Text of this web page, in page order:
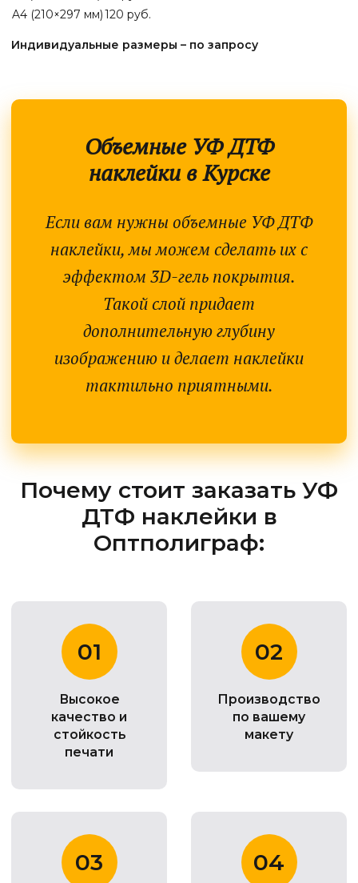
A4 (210×297 мм)120 руб.
Индивидуальные размеры – по запросу
Объемные УФ ДТФ
наклейки в Курске
Если вам нужны объемные УФ ДТФ
наклейки, мы можем сделать их с
эффектом 3D-гель покрытия.
Такой слой придает
дополнительную глубину
изображению и делает наклейки
тактильно приятными.
Почему стоит заказать УФ
ДТФ наклейки в
Оптполиграф:
01
Высокое
качество и
стойкость
печати
02
Производство
по вашему
макету
03 04